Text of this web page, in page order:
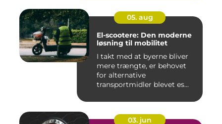
05. aug
El-scootere: Den moderne
løsning til mobilitet
I takt med at byerne bliver
mere trængte, er behovet
for alternative
transportmidler blevet es...
03. jun